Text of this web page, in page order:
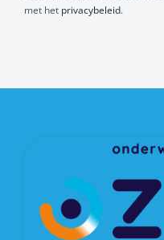
met het privacybeleid.